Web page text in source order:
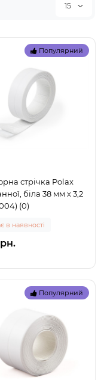
15
Популярний
стрічка Polax
біла 38 мм х 3,2
(0)
в наявності
Популярний